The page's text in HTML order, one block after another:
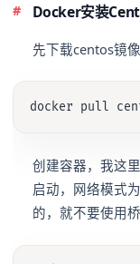
Docker安装
先下载centos镜像
创建容器，我这
启动，网络模式
的，就不要使用